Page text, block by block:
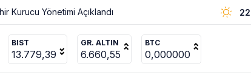
BIST
13.779,39
GR. ALTIN
6.660,55
BTC
0,000000